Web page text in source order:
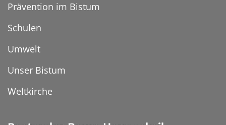
Prävention im Bistum
Schulen
Umwelt
Unser Bistum
Weltkirche